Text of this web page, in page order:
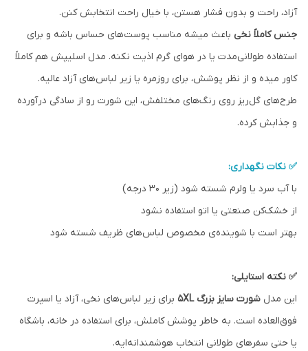
آزاد، راحت و بدون فشار هستن، با خیال راحت انتخابش کنن.
جنس کاملاً نخی باعث میشه مناسب پوست‌های حساس باشه و برای
استفاده طولانی‌مدت یا در هوای گرم اذیت نکنه. مدل اسلیپش هم کاملاً
کاور میده و از نظر پوشش، برای روزمره یا زیر لباس‌های آزاد عالیه.
طرح‌های گل‌ریز روی رنگ‌های مختلفش، این شورت رو از سادگی درآورده
و جذابش کرده.
✅ نکات نگهداری:
با آب سرد یا ولرم شسته شود (زیر ۳۰ درجه)
از خشک‌کن صنعتی یا اتو استفاده نشود
بهتر است با شوینده‌ی مخصوص لباس‌های ظریف شسته شود
✅ نکته استایلی:
این مدل شورت سایز بزرگ 5XL
برای زیر لباس‌های نخی، آزاد یا اسپرت
فوق‌العاده است. به خاطر پوشش کاملش، برای استفاده در خانه، باشگاه
یا حتی سفرهای طولانی انتخاب هوشمندانه‌ایه.